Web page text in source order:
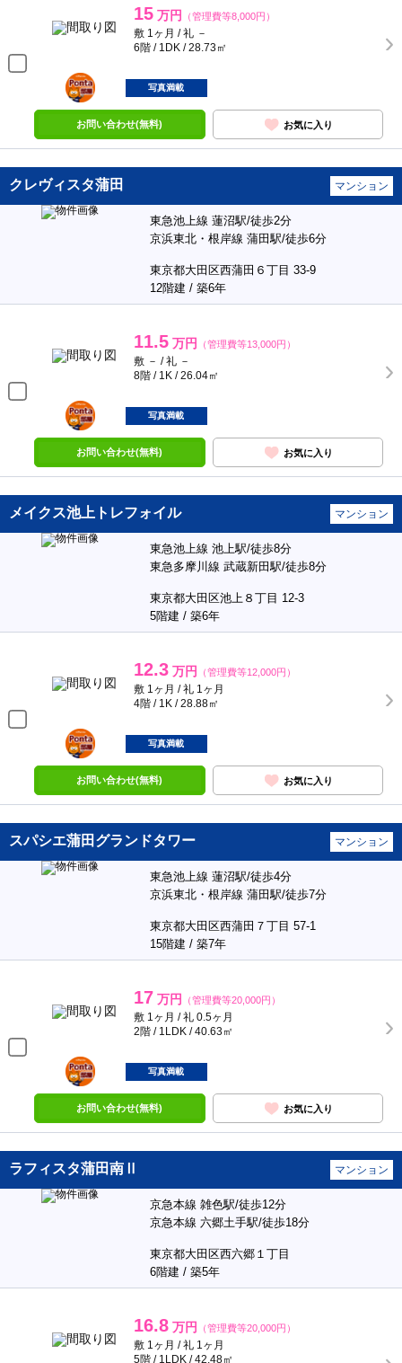
15 万円 （管理費等8,000円）
敷 1ヶ月 / 礼 －
6階 / 1DK / 28.73㎡
ポンタ
部屋
写真満載
お問い合わせ(無料) お気に入り
クレヴィスタ蒲田 マンション
東急池上線 蓮沼駅/徒歩2分
京浜東北・根岸線 蒲田駅/徒歩6分
東京都大田区西蒲田６丁目 33-9
12階建 / 築6年
11.5 万円 （管理費等13,000円）
敷 － / 礼 －
8階 / 1K / 26.04㎡
ポンタ
部屋
写真満載
お問い合わせ(無料) お気に入り
メイクス池上トレフォイル マンション
東急池上線 池上駅/徒歩8分
東急多摩川線 武蔵新田駅/徒歩8分
東京都大田区池上８丁目 12-3
5階建 / 築6年
12.3 万円 （管理費等12,000円）
敷 1ヶ月 / 礼 1ヶ月
4階 / 1K / 28.88㎡
ポンタ
部屋
写真満載
お問い合わせ(無料) お気に入り
スパシエ蒲田グランドタワー マンション
東急池上線 蓮沼駅/徒歩4分
京浜東北・根岸線 蒲田駅/徒歩7分
東京都大田区西蒲田７丁目 57-1
15階建 / 築7年
17 万円 （管理費等20,000円）
敷 1ヶ月 / 礼 0.5ヶ月
2階 / 1LDK / 40.63㎡
ポンタ
部屋
写真満載
お問い合わせ(無料) お気に入り
ラフィスタ蒲田南Ⅱ マンション
京急本線 雑色駅/徒歩12分
京急本線 六郷土手駅/徒歩18分
東京都大田区西六郷１丁目
6階建 / 築5年
16.8 万円 （管理費等20,000円）
敷 1ヶ月 / 礼 1ヶ月
5階 / 1LDK / 42.48㎡